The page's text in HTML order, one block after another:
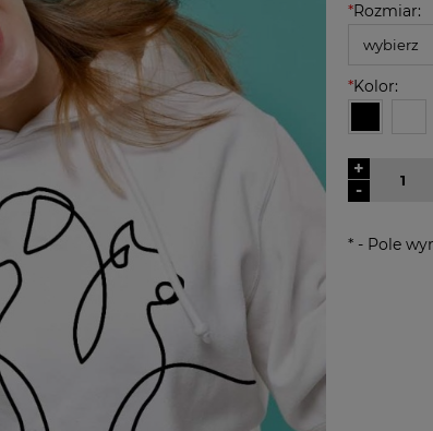
*Rozmiar:
*Kolor:
-
+
* - Pole